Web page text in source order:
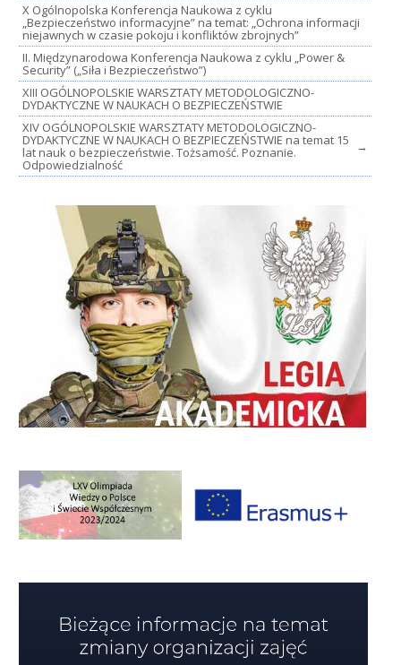
X Ogólnopolska Konferencja Naukowa z cyklu
„Bezpieczeństwo informacyjne” na temat: „Ochrona informacji
niejawnych w czasie pokoju i konfliktów zbrojnych”
II. Międzynarodowa Konferencja Naukowa z cyklu „Power &
Security” („Siła i Bezpieczeństwo”)
XIII OGÓLNOPOLSKIE WARSZTATY METODOLOGICZNO-
DYDAKTYCZNE W NAUKACH O BEZPIECZEŃSTWIE
XIV OGÓLNOPOLSKIE WARSZTATY METODOLOGICZNO-
DYDAKTYCZNE W NAUKACH O BEZPIECZEŃSTWIE na temat 15
lat nauk o bezpieczeństwie. Tożsamość. Poznanie.
Odpowiedzialność
→